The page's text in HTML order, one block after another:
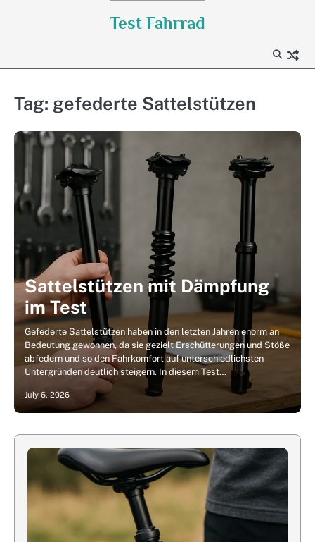
Test Fahrrad
Tag: gefederte Sattelstützen
Sattelstützen mit Dämpfung
im Test
Gefederte Sattelstützen haben in den letzten Jahren enorm an
Bedeutung gewonnen, da sie gezielt Erschütterungen und Stöße
abfedern und so den Fahrkomfort auf unterschiedlichsten
Untergründen deutlich steigern. In diesem Test…
July 6, 2026